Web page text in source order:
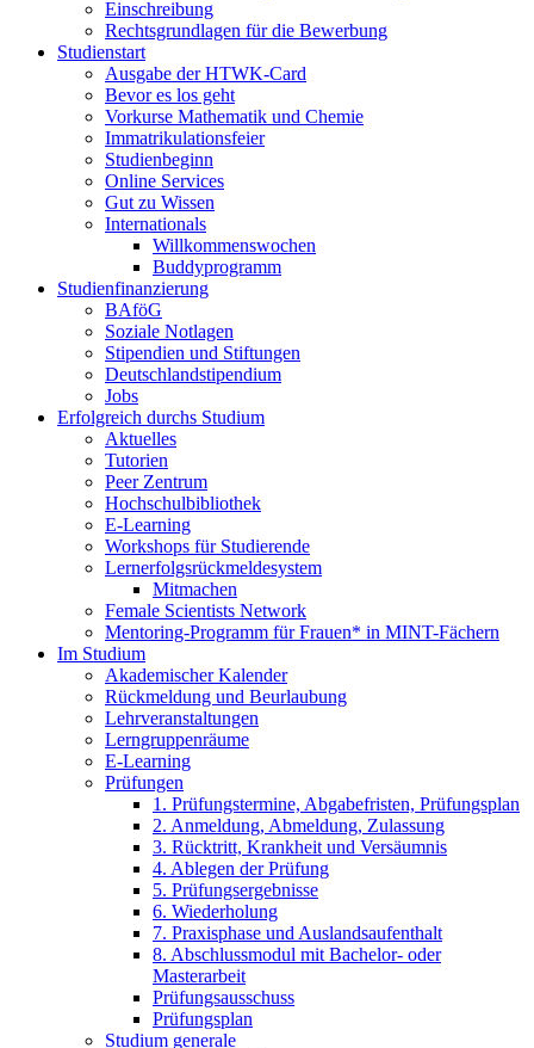
Einschreibung
Rechtsgrundlagen für die Bewerbung
Studienstart
Ausgabe der HTWK-Card
Bevor es los geht
Vorkurse Mathematik und Chemie
Immatrikulationsfeier
Studienbeginn
Online Services
Gut zu Wissen
Internationals
Willkommenswochen
Buddyprogramm
Studienfinanzierung
BAföG
Soziale Notlagen
Stipendien und Stiftungen
Deutschlandstipendium
Jobs
Erfolgreich durchs Studium
Aktuelles
Tutorien
Peer Zentrum
Hochschulbibliothek
E-Learning
Workshops für Studierende
Lernerfolgsrückmeldesystem
Mitmachen
Female Scientists Network
Mentoring-Programm für Frauen* in MINT-Fächern
Im Studium
Akademischer Kalender
Rückmeldung und Beurlaubung
Lehrveranstaltungen
Lerngruppenräume
E-Learning
Prüfungen
1. Prüfungstermine, Abgabefristen, Prüfungsplan
2. Anmeldung, Abmeldung, Zulassung
3. Rücktritt, Krankheit und Versäumnis
4. Ablegen der Prüfung
5. Prüfungsergebnisse
6. Wiederholung
7. Praxisphase und Auslandsaufenthalt
8. Abschlussmodul mit Bachelor- oder
Masterarbeit
Prüfungsausschuss
Prüfungsplan
Studium generale